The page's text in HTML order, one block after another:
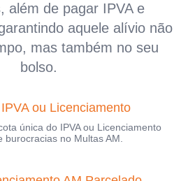
além de pagar IPVA e
aquele alívio não
mas também no seu
bolso.
ou Licenciamento
única do IPVA ou Licenciamento
burocracias no Multas AM.